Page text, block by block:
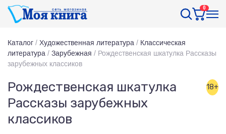
0
Каталог / Художественная литература / Классическая
литература / Зарубежная / Рождественская шкатулка Рассказы
зарубежных классиков
Рождественская шкатулка
Рассказы зарубежных
классиков
18+